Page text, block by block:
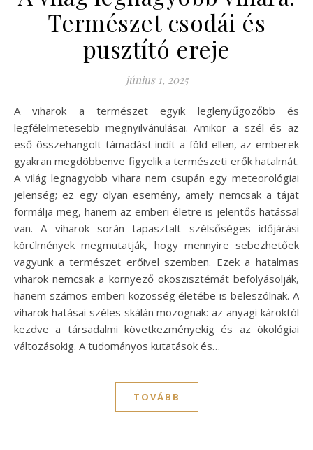
Természet csodái és
pusztító ereje
június 1, 2025
A viharok a természet egyik leglenyűgözőbb és
legfélelmetesebb megnyilvánulásai. Amikor a szél és az
eső összehangolt támadást indít a föld ellen, az emberek
gyakran megdöbbenve figyelik a természeti erők hatalmát.
A világ legnagyobb vihara nem csupán egy meteorológiai
jelenség; ez egy olyan esemény, amely nemcsak a tájat
formálja meg, hanem az emberi életre is jelentős hatással
van. A viharok során tapasztalt szélsőséges időjárási
körülmények megmutatják, hogy mennyire sebezhetőek
vagyunk a természet erőivel szemben. Ezek a hatalmas
viharok nemcsak a környező ökoszisztémát befolyásolják,
hanem számos emberi közösség életébe is beleszólnak. A
viharok hatásai széles skálán mozognak: az anyagi károktól
kezdve a társadalmi következményekig és az ökológiai
változásokig. A tudományos kutatások és…
TOVÁBB